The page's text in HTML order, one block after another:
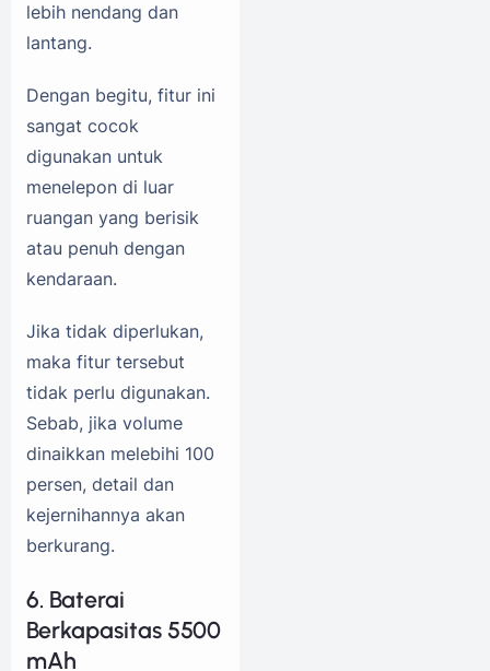
lebih nendang dan
lantang.
Dengan begitu, fitur ini
sangat cocok
digunakan untuk
menelepon di luar
ruangan yang berisik
atau penuh dengan
kendaraan.
Jika tidak diperlukan,
maka fitur tersebut
tidak perlu digunakan.
Sebab, jika volume
dinaikkan melebihi 100
persen, detail dan
kejernihannya akan
berkurang.
6. Baterai
Berkapasitas 5500
mAh